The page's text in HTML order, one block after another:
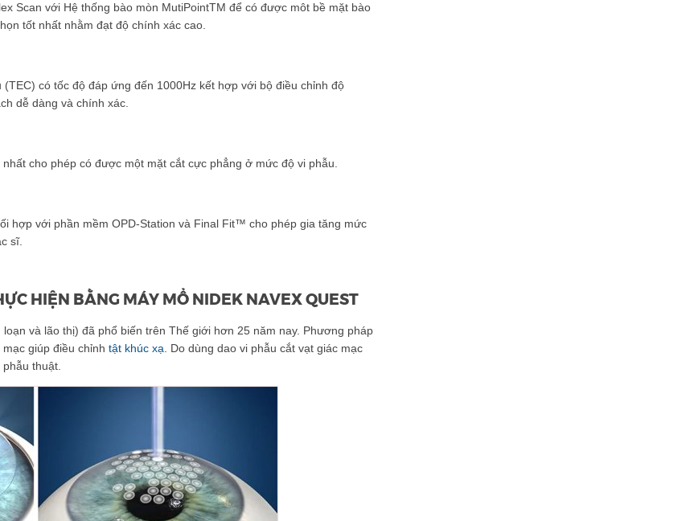
Scan với Hệ thống bào mòn MutiPointTM để có được môt bề mặt bào
tốt nhất nhằm đạt độ chính xác cao.
có tốc độ đáp ứng đến 1000Hz kết hợp với bộ điều chỉnh độ
dễ dàng và chính xác.
cho phép có được một mặt cắt cực phẳng ở mức độ vi phẫu.
hợp với phần mềm OPD-Station và Final Fit™ cho phép gia tăng mức
sĩ.
HIỆN BẰNG MÁY MỔ NIDEK NAVEX QUEST
và lão thị) đã phổ biến trên Thế giới hơn 25 năm nay. Phương pháp
giúp điều chỉnh tật khúc xạ. Do dùng dao vi phẫu cắt vạt giác mạc
thuật.